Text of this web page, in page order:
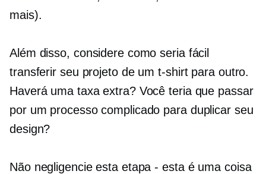
mais).
Além disso, considere como seria fácil
transferir seu projeto de umt-shirtpara outro.
Haverá uma taxa extra? Você teria que passar
por um processo complicado para duplicar seu
design?
Não negligencie esta etapa - esta é uma coisa